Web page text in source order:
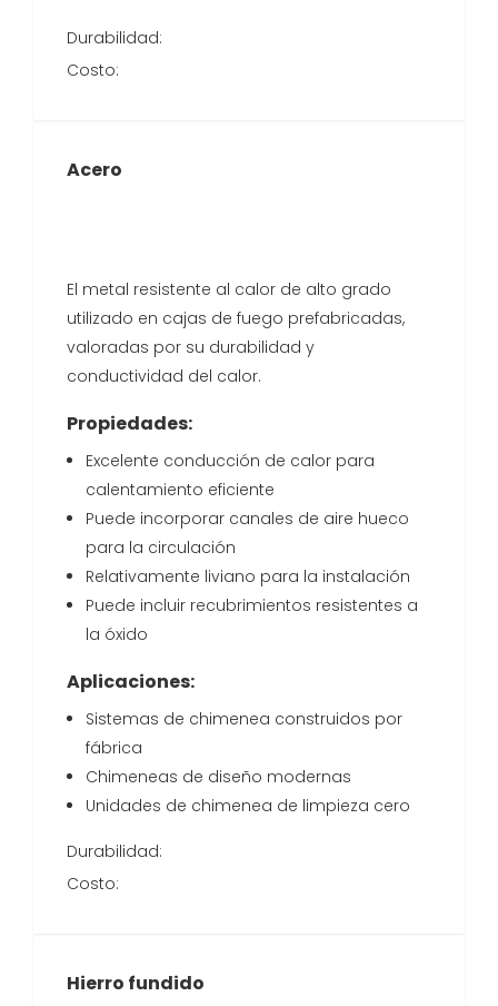
Durabilidad:
Costo:
Acero
El metal resistente al calor de alto grado
utilizado en cajas de fuego prefabricadas,
valoradas por su durabilidad y
conductividad del calor.
Propiedades:
Excelente conducción de calor para
calentamiento eficiente
Puede incorporar canales de aire hueco
para la circulación
Relativamente liviano para la instalación
Puede incluir recubrimientos resistentes a
la óxido
Aplicaciones:
Sistemas de chimenea construidos por
fábrica
Chimeneas de diseño modernas
Unidades de chimenea de limpieza cero
Durabilidad:
Costo:
Hierro fundido